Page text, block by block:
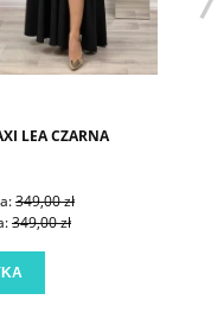
LEA CZARNA
349,00 zł
349,00 zł